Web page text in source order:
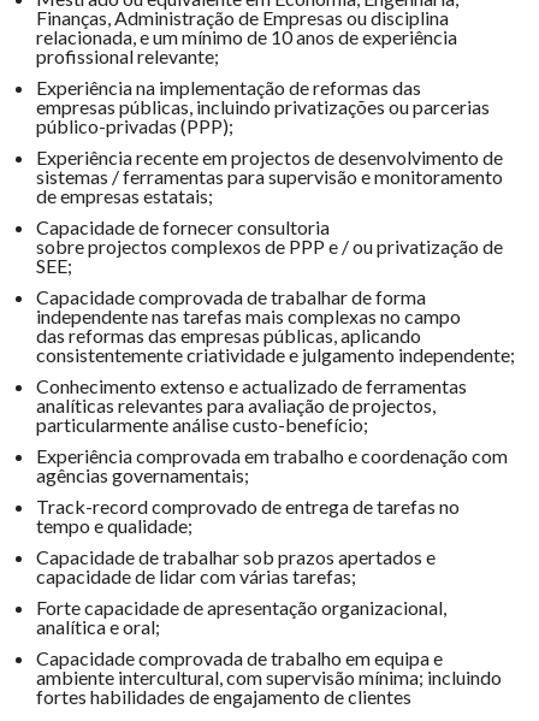
Finanças, Administração de Empresas ou disciplina
relacionada, e um mínimo de 10 anos de experiência
profissional relevante;
Experiência na implementação de reformas das
empresas públicas, incluindo privatizações ou parcerias
público-privadas (PPP);
Experiência recente em projectos de desenvolvimento de
sistemas / ferramentas para supervisão e monitoramento
de empresas estatais;
Capacidade de fornecer consultoria
sobre projectos complexos de PPP e / ou privatização de
SEE;
Capacidade comprovada de trabalhar de forma
independente nas tarefas mais complexas no campo
das reformas das empresas públicas, aplicando
consistentemente criatividade e julgamento independente;
Conhecimento extenso e actualizado de ferramentas
analíticas relevantes para avaliação de projectos,
particularmente análise custo-benefício;
Experiência comprovada em trabalho e coordenação com
agências governamentais;
Track-record comprovado de entrega de tarefas no
tempo e qualidade;
Capacidade de trabalhar sob prazos apertados e
capacidade de lidar com várias tarefas;
Forte capacidade de apresentação organizacional,
analítica e oral;
Capacidade comprovada de trabalho em equipa e
ambiente intercultural, com supervisão mínima; incluindo
fortes habilidades de engajamento de clientes